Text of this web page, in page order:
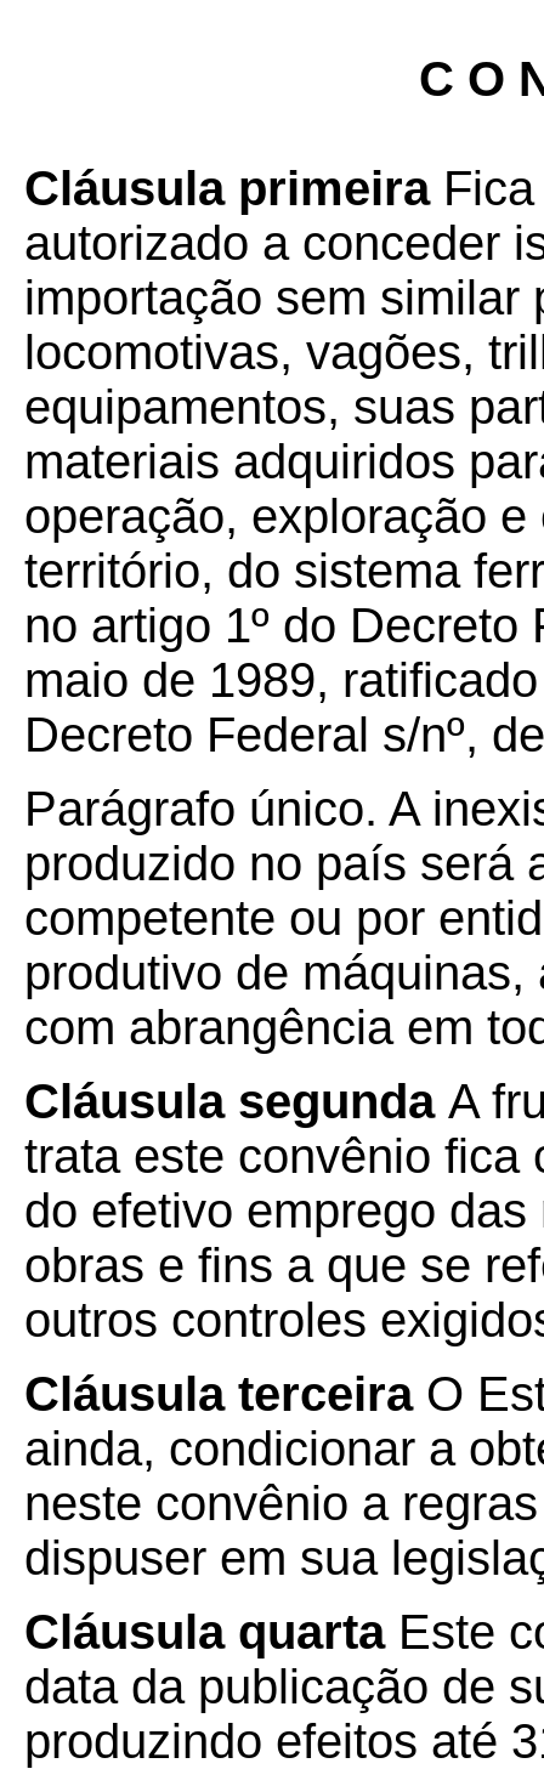
C O
Cláusula primeira
autorizado a conceder
importação sem similar
locomotivas, vagões,
equipamentos, suas
materiais adquiridos
operação, exploração
território, do sistema
no artigo 1º do Decreto
maio de 1989,
Decreto Federal s/nº,
Parágrafo único. A
produzido no país será
competente ou por
produtivo de
com abrangência em
Cláusula segunda A
trata este convênio fica
do efetivo emprego
obras e fins a que se
outros controles
Cláusula terceiraO
ainda, condicionar a
neste convênio a
dispuser em sua
Cláusula quarta Este
data da publicação de
produzindo efeitos até